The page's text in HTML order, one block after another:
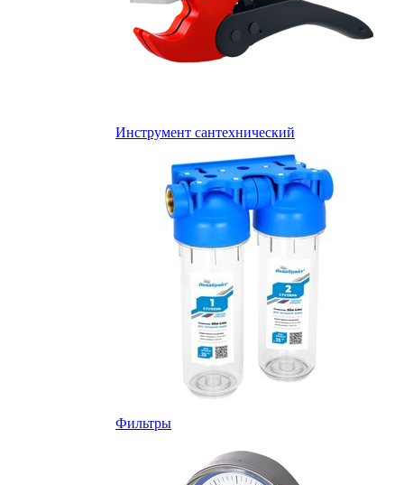
Инструмент сантехнический
Фильтры